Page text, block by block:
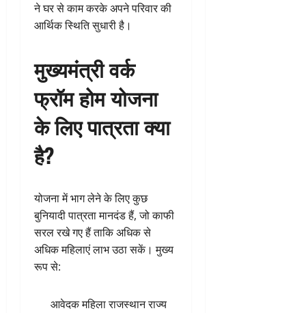
ने घर से काम करके अपने परिवार की
आर्थिक स्थिति सुधारी है।
मुख्यमंत्री वर्क
फ्रॉम होम योजना
के लिए पात्रता क्या
है?
योजना में भाग लेने के लिए कुछ
बुनियादी पात्रता मानदंड हैं, जो काफी
सरल रखे गए हैं ताकि अधिक से
अधिक महिलाएं लाभ उठा सकें। मुख्य
रूप से:
आवेदक महिला राजस्थान राज्य